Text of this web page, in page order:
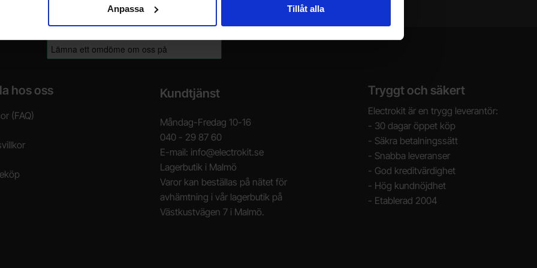
Anpassa Tillåt alla
hos oss
(FAQ)
Kundtjänst
Måndag-Fredag 10-16
040 - 29 87 60
E-mail: info@electrokit.se
Lagerbutik i Malmö
Varor kan beställas på nätet för
avhämtning i vår lagerbutik på
Västkustvägen 7 i Malmö.
Tryggt och säkert
Electrokit är en trygg leverantör:
- 30 dagar öppet köp
- Säkra betalningssätt
- Snabba leveranser
- God kreditvärdighet
- Hög kundnöjdhet
- Etablerad 2004